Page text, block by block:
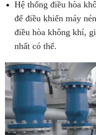
Hệ thống điều hòa
để điều khiển máy
điều hòa không khí,
nhất có thể.